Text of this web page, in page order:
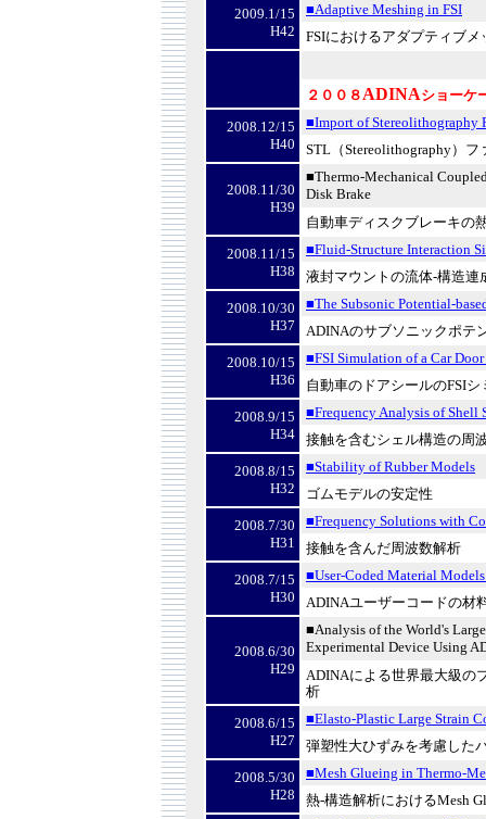
2009.1/15
H42
■Adaptive Meshing in FSI
FSIにおけるアダプティブメ
２００８ ADINAショーケ
2008.12/15
H40
■Import of Stereolithography
STL （Stereolithography）フ
2008.11/30
H39
■Thermo-Mechanical
Disk Brake
自動車ディスクブレーキの
2008.11/15
H38
■Fluid-Structure Interaction
液封マウントの流体-構造連
2008.10/30
H37
■The Subsonic Potential-
ADINAのサブソニックポテ
2008.10/15
H36
■FSI Simulation of a Car Door
自動車のドアシールのFSIシ
2008.9/15
H34
■Frequency Analysis of Shell
接触を含むシェル構造の周
2008.8/15
H32
■Stability of Rubber Models
ゴムモデルの安定性
2008.7/30
H31
■Frequency Solutions with
接触を含んだ周波数解析
2008.7/15
H30
■User-Coded Material
ADINAユーザーコードの材
2008.6/30
H29
■Analysis of the World's
Experimental Device Using
ADINAによる世界最大級の
析
2008.6/15
H27
■Elasto-Plastic Large Strain
弾塑性大ひずみを考慮した
2008.5/30
H28
■Mesh Glueing in Thermo-
熱-構造解析におけるMesh